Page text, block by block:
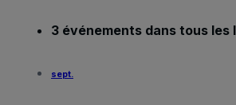
3 événements dans tous les
sept.